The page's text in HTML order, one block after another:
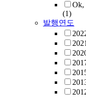
Ok,
(1)
발행연도